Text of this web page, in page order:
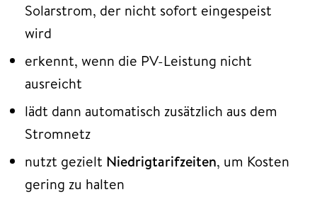
Solarstrom, der nicht sofort eingespeist
wird
erkennt, wenn die PV-Leistung nicht
ausreicht
lädt dann automatisch zusätzlich aus dem
Stromnetz
nutzt gezielt Niedrigtarifzeiten, um Kosten
gering zu halten